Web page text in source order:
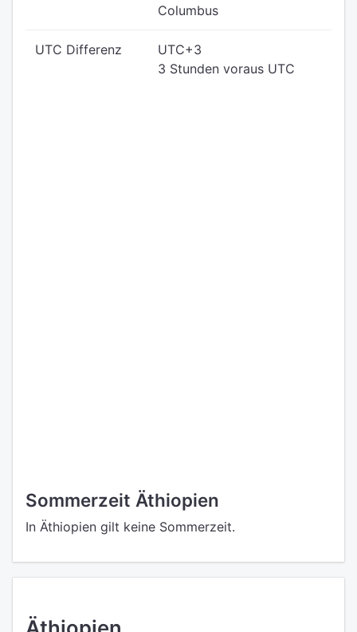
Columbus
UTC Differenz
UTC+3
3 Stunden voraus UTC
Sommerzeit Äthiopien
In Äthiopien gilt keine Sommerzeit.